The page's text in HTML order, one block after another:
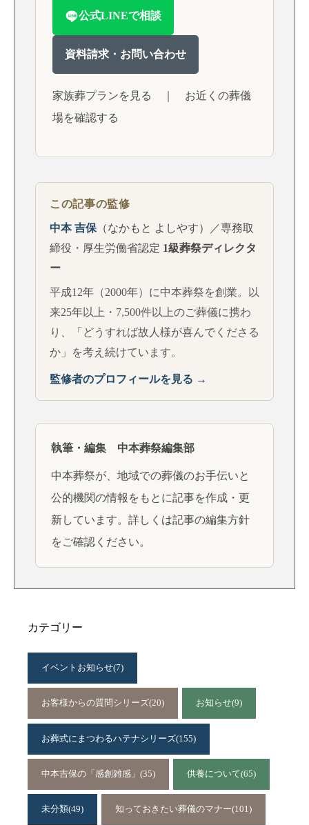
公式LINEで相談
資料請求・お問い合わせ
家族葬プランを見る
お近くの葬儀
場を確認する
この記事の監修
中本 吉保 （なかもと よしやす）／専務取
締役・厚生労働省認定 1級葬祭ディレクタ
ー
平成12年（2000年）に中本葬祭を創業。以
来25年以上・7,500件以上のご葬儀に携わ
り、「どうすれば故人様が喜んでくださる
か」を考え続けています。
監修者のプロフィールを見る →
執筆・編集 中本葬祭編集部
中本葬祭が、地域での葬儀のお手伝いと
公的機関の情報をもとに記事を作成・更
新しています。詳しくは記事の編集方針
をご確認ください。
カテゴリー
イベントお知らせ(7)
お客様からの質問シリーズ(20) お知らせ(9)
お葬式にまつわるハテナシリーズ(155)
中本吉保の「感創雑感」 (35) 供養について(65)
未分類(49) 知っておきたい葬儀のマナー(101)